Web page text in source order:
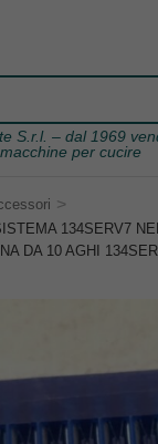
S.r.l. – dal 1969
macchine per cucire
>
134SERV7
DA 10 AGHI